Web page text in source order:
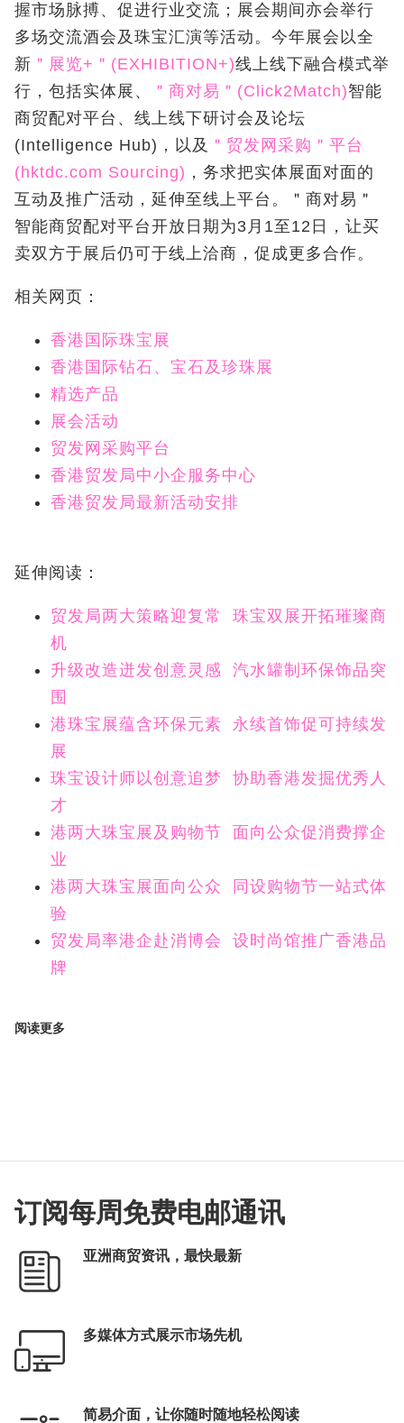
握市场脉搏、促进行业交流；展会期间亦会举行
多场交流酒会及珠宝汇演等活动。今年展会以全
新 ＂展览+＂(EXHIBITION+)线上线下融合模式举
行，包括实体展、
＂商对易＂(Click2Match)智能
商贸配对平台、线上线下研讨会及论坛
(Intelligence Hub)，以及 ＂贸发网采购＂平台
(hktdc.com Sourcing) ，务求把实体展面对面的
互动及推广活动，延伸至线上平台。＂商对易＂
智能商贸配对平台开放日期为3月1至12日，让买
卖双方于展后仍可于线上洽商，促成更多合作。
相关网页：
香港国际珠宝展
香港国际钻石、宝石及珍珠展
精选产品
展会活动
贸发网采购平台
香港贸发局中小企服务中心
香港贸发局最新活动安排
延伸阅读：
贸发局两大策略迎复常 珠宝双展开拓璀璨商
机
升级改造迸发创意灵感 汽水罐制环保饰品突
围
港珠宝展蕴含环保元素 永续首饰促可持续发
展
珠宝设计师以创意追梦 协助香港发掘优秀人
才
港两大珠宝展及购物节 面向公众促消费撑企
业
港两大珠宝展面向公众 同设购物节一站式体
验
贸发局率港企赴消博会 设时尚馆推广香港品
牌
阅读更多
订阅每周免费电邮通讯
亚洲商贸资讯，最快最新
多媒体方式展示市场先机
简易介面，让你随时随地轻松阅读